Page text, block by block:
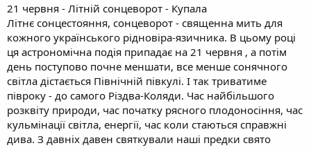
21 червня - Літній сонцеворот - Купала
Літнє сонцестояння, сонцеворот - священна мить для
кожного українського рідновіра-язичника. В цьому році
ця астрономічна подія припадає на 21 червня , а потім
день поступово почне меншати, все менше сонячного
світла дістається Північній півкулі. І так триватиме
півроку - до самого Різдва-Коляди. Час найбільшого
розквіту природи, час початку рясного плодоносіння, час
кульмінації світла, енергії, час коли стаються справжні
дива. З давніх давен святкували наші предки свято